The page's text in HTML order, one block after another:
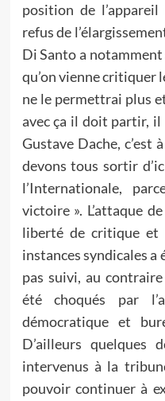
position de
refus de
Di Santo a
qu’on vienne critiquer
ne le permettrai plus
avec ça il doit partir, il
Gustave Dache, c’est
devons tous sortir
l’Internationale,
victoire ». L’attaque
liberté de critique et
instances syndicales a
pas suivi, au
été choqués par
démocratique et
D’ailleurs quelques
intervenus à la
pouvoir continuer à